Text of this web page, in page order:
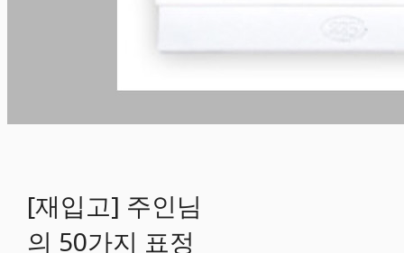
[재입고] 주인님
의 50가지 표정